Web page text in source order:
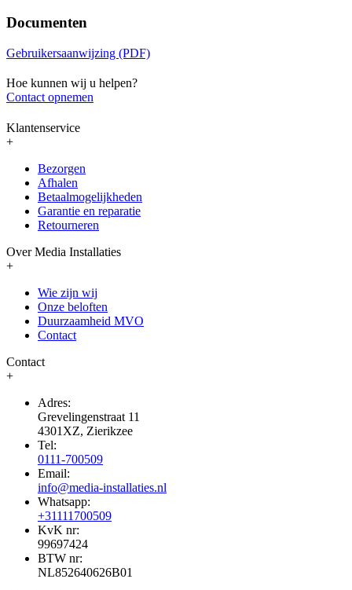
Documenten
Gebruikersaanwijzing (PDF)
Hoe kunnen wij u helpen?
Contact opnemen
Klantenservice
+
Bezorgen
Afhalen
Betaalmogelijkheden
Garantie en reparatie
Retourneren
Over Media Installaties
+
Wie zijn wij
Onze beloften
Duurzaamheid MVO
Contact
Contact
+
Adres:
Grevelingenstraat 11
4301XZ, Zierikzee
Tel:
0111-700509
Email:
info@media-installaties.nl
Whatsapp:
+31111700509
KvK nr:
99697424
BTW nr:
NL852640626B01